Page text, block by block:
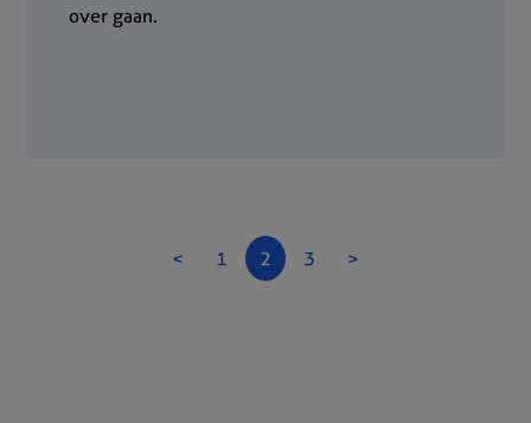
over gaan.
< 1 2 3 >